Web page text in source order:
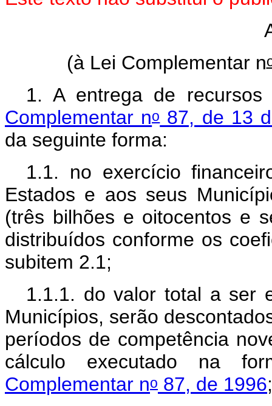
(à Lei Complementar n
1. A entrega de
Complementar no87, de 13
da seguinte forma:
1.1. no exercício
Estados e aos seus
(três bilhões e oitocentos e
distribuídos conforme os
subitem 2.1;
1.1.1. do valor total a ser
Municípios, serão
períodos de competência
cálculo executado na
Complementar no 87, de 1996;